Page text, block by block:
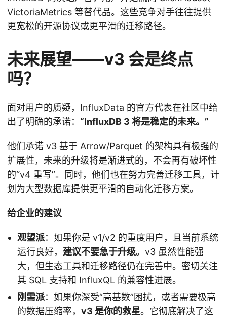
VictoriaMetrics 等替代品。这些竞争对手往往提供
更宽松的开源协议或更平滑的迁移路径。
未来展望——v3 会是终点
吗？
面对用户的质疑，InfluxData 的官方代表在社区中给
出了明确的承诺： “InfluxDB 3 将是稳定的未来。”
他们承诺 v3 基于 Arrow/Parquet 的架构具有极强的
扩展性，未来的升级将是渐进式的，不会再有破坏性
的“v4 重写”。同时，他们也在努力完善迁移工具，计
划为大型数据库提供更平滑的自动化迁移方案。
给企业的建议
观望派：如果你是 v1/v2 的重度用户，且当前系统
运行良好， 建议不要急于升级。v3 虽然性能强
大，但生态工具和迁移路径仍在完善中。密切关注
其 SQL 支持和 InfluxQL 的兼容性进展。
刚需派：如果你深受“高基数”困扰，或者需要极高
的数据压缩率， v3 是你的救星。它彻底解决了这